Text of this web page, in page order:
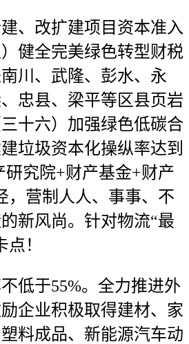
改扩建项目资本准入
健全完美绿色转型财税
川、武隆、彭水、永
忠县、梁平等区县页岩
十六）加强绿色低碳合
垃圾资本化操纵率达到
研究院+财产基金+财产
，营制人人、事事、不
新风尚。针对物流“最
！
于55%。全力推进外
企业积极取得建材、家
料成品、新能源汽车动